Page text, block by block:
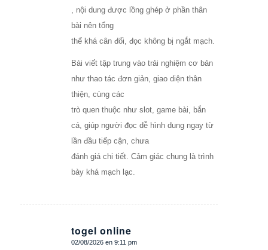
, nội dung được lồng ghép ở phần thân
bài nên tổng
thể khá cân đối, đọc không bị ngắt mạch.
Bài viết tập trung vào trải nghiệm cơ bản
như thao tác đơn giản, giao diện thân
thiện, cùng các
trò quen thuộc như slot, game bài, bắn
cá, giúp người đọc dễ hình dung ngay từ
lần đầu tiếp cận, chưa
đánh giá chi tiết. Cảm giác chung là trình
bày khá mạch lạc.
togel online
Dice:
02/08/2026 en 9:11 pm